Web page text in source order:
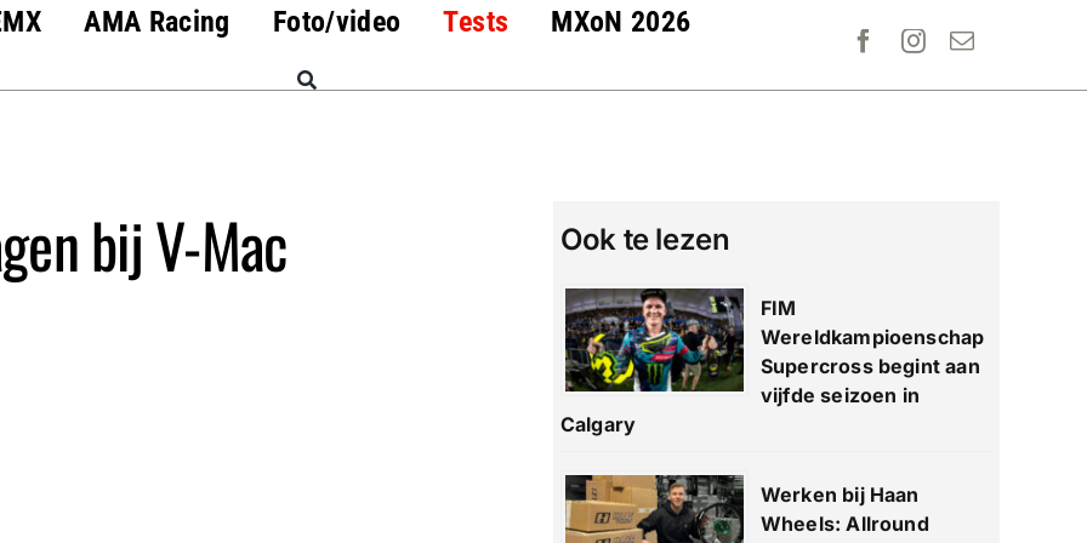
AMA Racing Foto/video Tests MXoN 2026
bij V-Mac Ook te lezen
FIM
Wereldkampioenschap
Supercross begint aan
vijfde seizoen in
Calgary
Werken bij Haan
Wheels: Allround